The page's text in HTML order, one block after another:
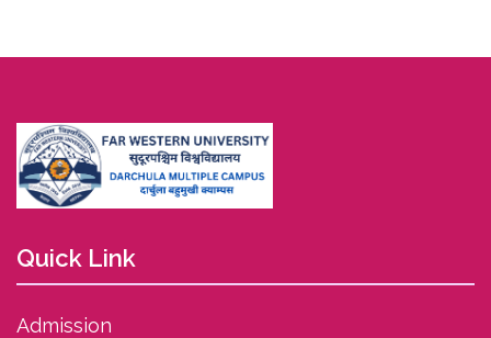
Quick Link
Admission